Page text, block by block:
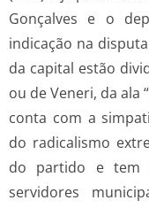
Gonçalves e o
indicação na
da capital estão
ou de Veneri, da ala
conta com a
do radicalismo
do partido e tem
servidores